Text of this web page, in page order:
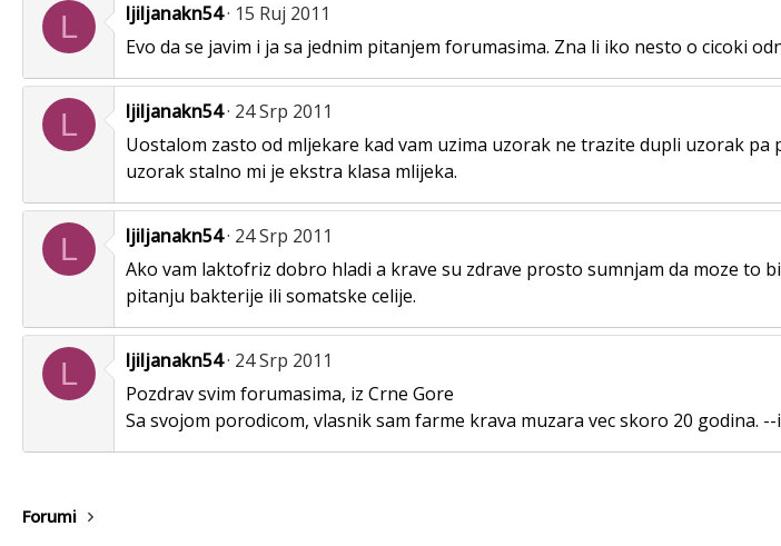
L ljiljanakn54 15 Ruj 2011
Evo da se javim i ja sa jednim pitanjem forumasima. Zna li iko nesto o cicoki
L ljiljanakn54 24 Srp 2011
Uostalom zasto od mljekare kad vam uzima uzorak ne trazite dupli uzorak
uzorak stalno mi je ekstra klasa mlijeka.
L ljiljanakn54 24 Srp 2011
Ako vam laktofriz dobro hladi a krave su zdrave prosto sumnjam da moze to
pitanju bakterije ili somatske celije.
L ljiljanakn54 24 Srp 2011
Pozdrav svim forumasima, iz Crne Gore
Sa svojom porodicom, vlasnik sam farme krava muzara vec skoro 20
Forumi